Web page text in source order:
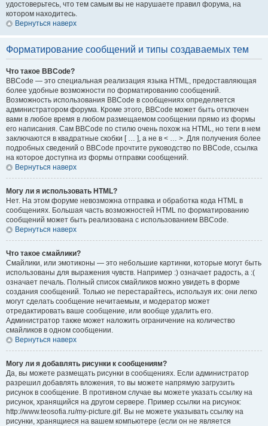
удостоверьтесь, что тем самым вы не нарушаете правил форума, на
котором находитесь.
Вернуться наверх
Форматирование сообщений и типы создаваемых тем
Что такое BBCode?
BBCode — это специальная реализация языка HTML, предоставляющая
более удобные возможности по форматированию сообщений.
Возможность использования BBCode в сообщениях определяется
администратором форума. Кроме этого, BBCode может быть отключен
вами в любое время в любом размещаемом сообщении прямо из формы
его написания. Сам BBCode по стилю очень похож на HTML, но теги в нем
заключаются в квадратные скобки [ … ], а не в < … >. Для получения более
подробных сведений о BBCode прочтите руководство по BBCode, ссылка
на которое доступна из формы отправки сообщений.
Вернуться наверх
Могу ли я использовать HTML?
Нет. На этом форуме невозможна отправка и обработка кода HTML в
сообщениях. Большая часть возможностей HTML по форматированию
сообщений может быть реализована с использованием BBCode.
Вернуться наверх
Что такое смайлики?
Смайлики, или эмотиконы — это небольшие картинки, которые могут быть
использованы для выражения чувств. Например :) означает радость, а :(
означает печаль. Полный список смайликов можно увидеть в форме
создания сообщений. Только не перестарайтесь, используя их: они легко
могут сделать сообщение нечитаемым, и модератор может
отредактировать ваше сообщение, или вообще удалить его.
Администратор также может наложить ограничение на количество
смайликов в одном сообщении.
Вернуться наверх
Могу ли я добавлять рисунки к сообщениям?
Да, вы можете размещать рисунки в сообщениях. Если администратор
разрешил добавлять вложения, то вы можете напрямую загрузить
рисунок в сообщение. В противном случае вы можете указать ссылку на
рисунок, хранящийся на другом сервере. Пример ссылки на рисунок:
http://www.teosofia.ru/my-picture.gif. Вы не можете указывать ссылку на
рисунки, хранящиеся на вашем компьютере (если он не является